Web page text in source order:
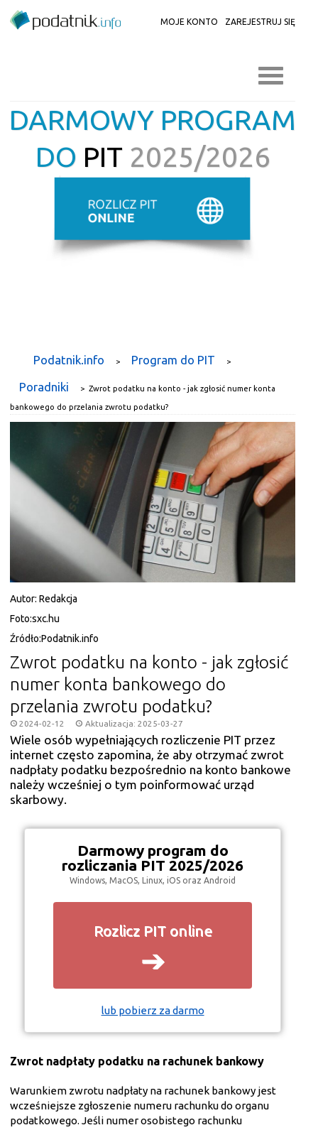
MOJE KONTO ZAREJESTRUJ SIĘ
DARMOWY PROGRAM
DO PIT 2025/2026
Podatnik.info > Program do PIT >
Poradniki > Zwrot podatku na konto - jak zgłosić numer konta
bankowego do przelania zwrotu podatku?
Autor: Redakcja
Foto:sxc.hu
Źródło:Podatnik.info
Zwrot podatku na konto - jak zgłosić
numer konta bankowego do
przelania zwrotu podatku?
2024-02-12 Aktualizacja: 2025-03-27
Wiele osób wypełniających rozliczenie PIT przez
internet często zapomina, że aby otrzymać zwrot
nadpłaty podatku bezpośrednio na konto bankowe
należy wcześniej o tym poinformować urząd
skarbowy.
Darmowy program do
rozliczania PIT 2025/2026
Windows, MacOS, Linux, iOS oraz Android
Rozlicz PIT online
➔
lub pobierz za darmo
Zwrot nadpłaty podatku na rachunek bankowy
Warunkiem zwrotu nadpłaty na rachunek bankowy jest
wcześniejsze zgłoszenie numeru rachunku do organu
podatkowego. Jeśli numer osobistego rachunku